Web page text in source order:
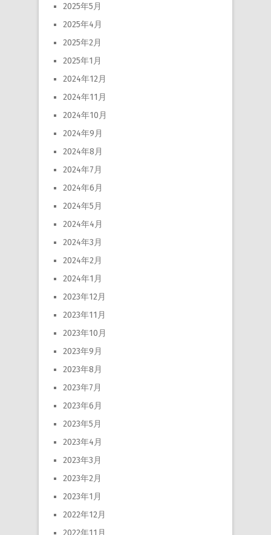
2025年5月
2025年4月
2025年2月
2025年1月
2024年12月
2024年11月
2024年10月
2024年9月
2024年8月
2024年7月
2024年6月
2024年5月
2024年4月
2024年3月
2024年2月
2024年1月
2023年12月
2023年11月
2023年10月
2023年9月
2023年8月
2023年7月
2023年6月
2023年5月
2023年4月
2023年3月
2023年2月
2023年1月
2022年12月
2022年11月